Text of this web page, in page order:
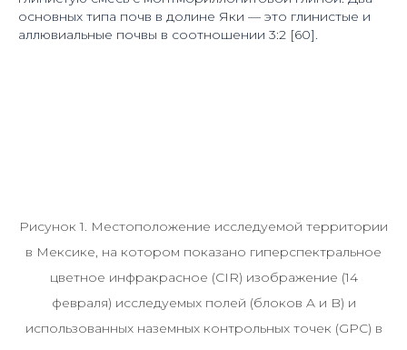
основных типа почв в долине Яки — это глинистые и
аллювиальные почвы в соотношении 3:2 [60].
Рисунок 1. Местоположение исследуемой территории
в Мексике, на котором показано гиперспектральное
цветное инфракрасное (CIR) изображение (14
февраля) исследуемых полей (блоков A и B) и
использованных наземных контрольных точек (GPC) в